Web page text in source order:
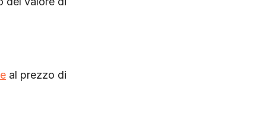
al prezzo di